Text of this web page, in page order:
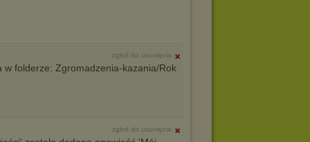
zgłoś do usunięcia
folderze: Zgromadzenia-kazania/Rok
zgłoś do usunięcia